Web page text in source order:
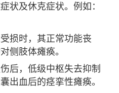
状及休克症状。例如：
损时，其正常功能丧
侧肢体瘫痪。
后，低级中枢失去抑制
出血后的痉挛性瘫痪。